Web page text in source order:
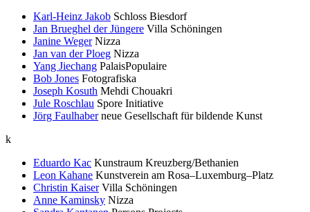
Karl-Heinz Jakob Schloss Biesdorf
Jan Brueghel der Jüngere Villa Schöningen
Janine Weger Nizza
Jan van der Ploeg Nizza
Yang Jiechang PalaisPopulaire
Bob Jones Fotografiska
Joseph Kosuth Mehdi Chouakri
Jule Roschlau Spore Initiative
Jörg Faulhaber neue Gesellschaft für bildende Kunst
k
Eduardo Kac Kunstraum Kreuzberg/Bethanien
Leon Kahane Kunstverein am Rosa–Luxemburg–Platz
Christin Kaiser Villa Schöningen
Anne Kaminsky Nizza